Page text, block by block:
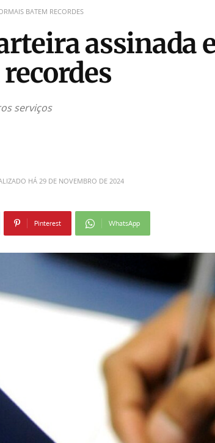
BATEM RECORDES
assinada
serviços
HÁ 29 DE NOVEMBRO DE 2024
Pinterest WhatsApp